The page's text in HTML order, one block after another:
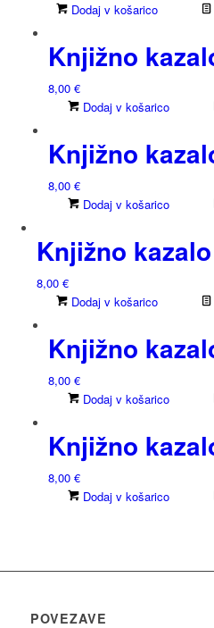
Dodaj v košarico
Knjižno
8,00 €
Dodaj v košarico
Knjižno
8,00 €
Dodaj v košarico
Knjižno
8,00 €
Dodaj v košarico
Knjižno
8,00 €
Dodaj v košarico
Knjižno
8,00 €
Dodaj v košarico
POVEZAVE